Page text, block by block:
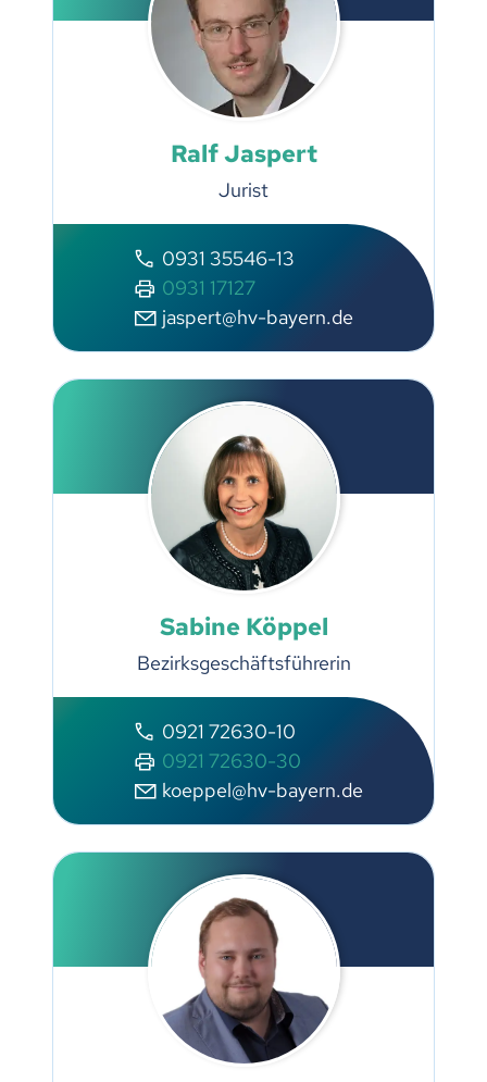
Ralf Jaspert
Jurist
0931 35546-13
0931 17127
jaspert@hv-bayern.de
Sabine Köppel
Bezirksgeschäftsführerin
0921 72630-10
0921 72630-30
koeppel@hv-bayern.de